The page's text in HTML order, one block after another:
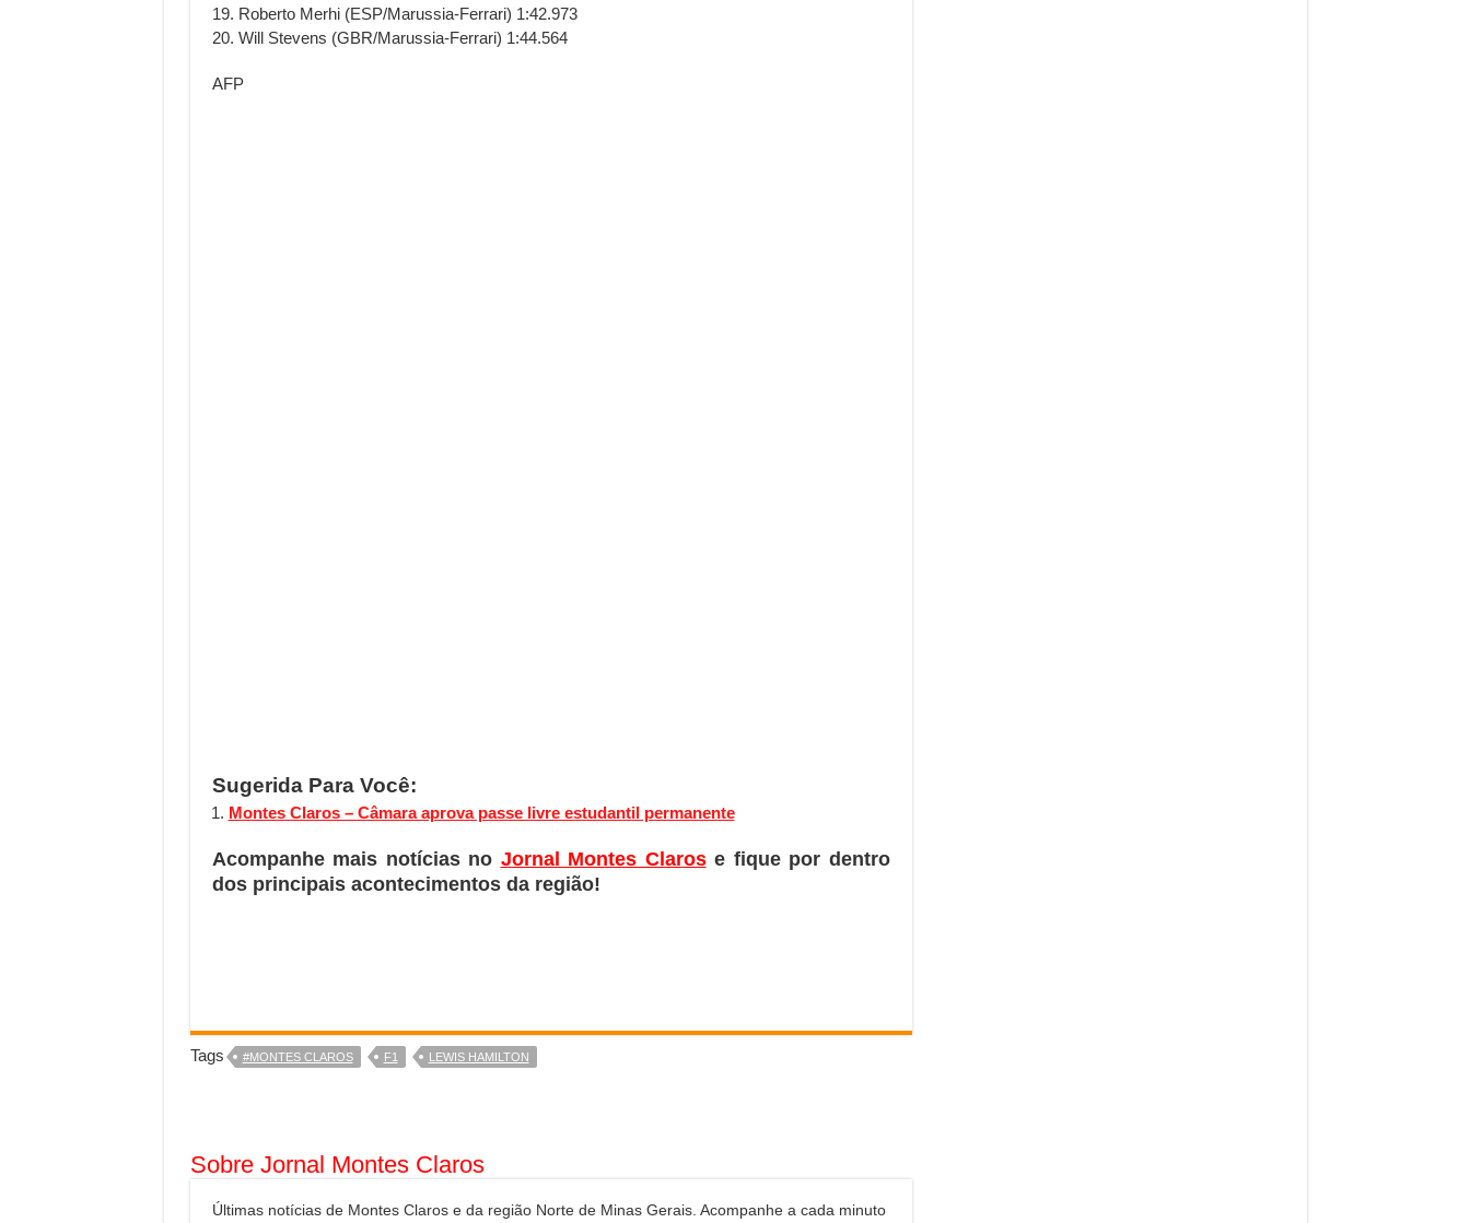
19. Roberto Merhi (ESP/Marussia-Ferrari) 1:42.973
20. Will Stevens (GBR/Marussia-Ferrari) 1:44.564
AFP
Sugerida Para Você:
Montes Claros – Câmara aprova passe livre estudantil permanente
Acompanhe mais notícias no Jornal Montes Clarose fique por dentro
dos principais acontecimentos da região!
Tags #MONTES CLAROS F1 LEWIS HAMILTON
Sobre Jornal Montes Claros
Últimas notícias de Montes Claros e da região Norte de Minas Gerais. Acompanhe a cada minuto